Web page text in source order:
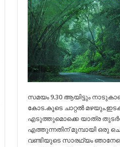
സമയം 9.30 ആയിട്ടും
കോട.കൂടെ ചാറ്റൽ
എടുത്തുമൊക്കെ യാത്ര
എത്തുന്നതിന് മുമ്പായി ഒരു
വണ്ടിയുടെ സാരഥ്യം